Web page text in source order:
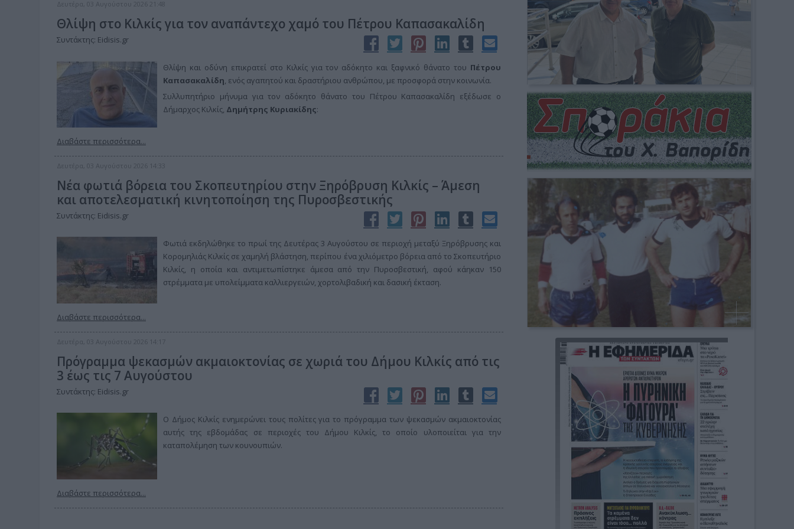
Δευτέρα, 03 Αυγούστου 2026 21:48
Θλίψη στο Κιλκίς για τον αναπάντεχο χαμό του Πέτρου Καπασακαλίδη
Συντάκτης: Eidisis.gr
Θλίψη και οδύνη επικρατεί στο Κιλκίς για τον αδόκητο και ξαφνικό θάνατο του Πέτρου
Καπασακαλίδη, ενός αγαπητού και δραστήριου ανθρώπου, με προσφορά στην κοινωνία.
Συλλυπητήριο μήνυμα για τον αδόκητο θάνατο του Πέτρου Καπασακαλίδη εξέδωσε ο
Δήμαρχος Κιλκίς, Δημήτρης Κυριακίδης:
Διαβάστε περισσότερα...
Δευτέρα, 03 Αυγούστου 2026 14:33
Νέα φωτιά βόρεια του Σκοπευτηρίου στην Ξηρόβρυση Κιλκίς – Άμεση
και αποτελεσματική κινητοποίηση της Πυροσβεστικής
Συντάκτης: Eidisis.gr
Φωτιά εκδηλώθηκε το πρωί της Δευτέρας 3 Αυγούστου σε περιοχή μεταξύ Ξηρόβρυσης και
Κορομηλιάς Κιλκίς σε χαμηλή βλάστηση, περίπου ένα χιλιόμετρο βόρεια από το Σκοπευτήριο
Κιλκίς, η οποία και αντιμετωπίστηκε άμεσα από την Πυροσβεστική, αφού κάηκαν 150
στρέμματα με υπολείμματα καλλιεργειών, χορτολιβαδική και δασική έκταση.
Διαβάστε περισσότερα...
Δευτέρα, 03 Αυγούστου 2026 14:17
Πρόγραμμα ψεκασμών ακμαιοκτονίας σε χωριά του Δήμου Κιλκίς από τις
3 έως τις 7 Αυγούστου
Συντάκτης: Eidisis.gr
Ο Δήμος Κιλκίς ενημερώνει τους πολίτες για το πρόγραμμα των ψεκασμών ακμαιοκτονίας
αυτής της εβδομάδας σε περιοχές του Δήμου Κιλκίς, το οποίο υλοποιείται για την
καταπολέμηση των κουνουπιών.
Διαβάστε περισσότερα...